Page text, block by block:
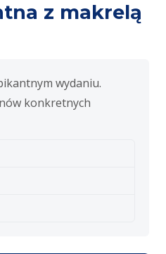
z makrelą
wydaniu.
konkretnych